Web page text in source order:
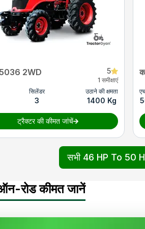
5036 2WD 5
1 समीक्षाएं
सिलेंडर
3
उठाने की क्षमता
1400 Kg
ट्रैक्टर की कीमत जांचें
सभी 46 HP To 50
रोड कीमत जानें